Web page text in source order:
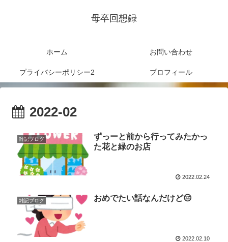
母卒回想録
ホーム お問い合わせ
プライバシーポリシー2 プロフィール
2022-02
雑記ブログ
ずっーと前から行ってみたかっ
た花と緑のお店
2022.02.24
雑記ブログ おめでたい話なんだけど😔
2022.02.10